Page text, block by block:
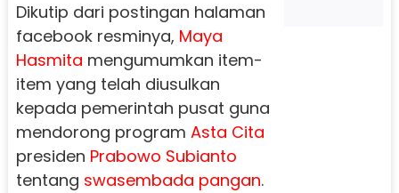
Dikutip dari postingan halaman
facebook resminya, Maya
Hasmita mengumumkan item-
item yang telah diusulkan
kepada pemerintah pusat guna
mendorong program Asta Cita
presiden Prabowo Subianto
tentang swasembada pangan.